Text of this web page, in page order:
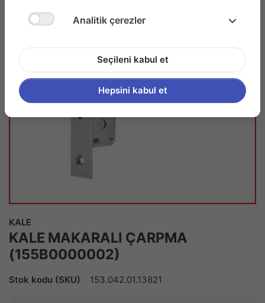
KALE
KALE MAKARALI ÇARPMA
(155B0000002)
Stok kodu (SKU) 153.042.01.13821
Analitik çerezler
Seçileni kabul et
Hepsini kabul et